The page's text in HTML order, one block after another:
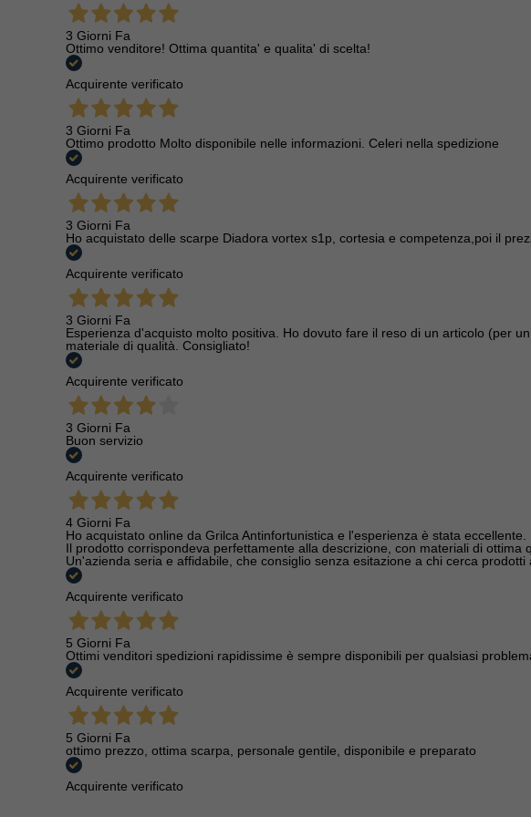
3 Giorni Fa
Ottimo venditore! Ottima quantita' e qualita' di scelta!
Acquirente verificato
3 Giorni Fa
Ottimo prodotto Molto disponibile nelle informazioni. Celeri nella spedizione
Acquirente verificato
3 Giorni Fa
Ho acquistato delle scarpe Diadora vortex s1p, cortesia e competenza,poi il
Acquirente verificato
3 Giorni Fa
Esperienza d'acquisto molto positiva. Ho dovuto fare il reso di un articolo (per
materiale di qualità. Consigliato!
Acquirente verificato
3 Giorni Fa
Buon servizio
Acquirente verificato
4 Giorni Fa
Ho acquistato online da Grilca Antinfortunistica e l'esperienza è stata
Il prodotto corrispondeva perfettamente alla descrizione, con materiali di
Un'azienda seria e affidabile, che consiglio senza esitazione a chi cerca prodotti
Acquirente verificato
5 Giorni Fa
Ottimi venditori spedizioni rapidissime è sempre disponibili per qualsiasi
Acquirente verificato
5 Giorni Fa
ottimo prezzo, ottima scarpa, personale gentile, disponibile e preparato
Acquirente verificato